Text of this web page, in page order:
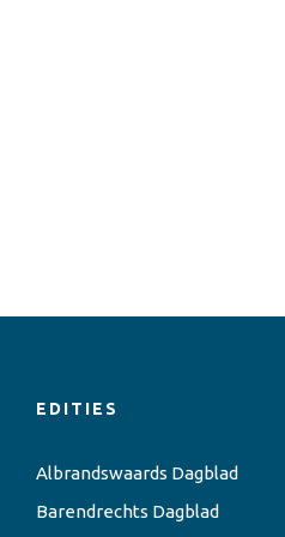
EDITIES
Albrandswaards Dagblad
Barendrechts Dagblad